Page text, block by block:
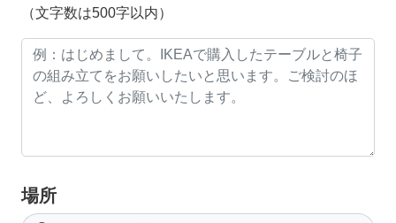
（文字数は500字以内）
場所